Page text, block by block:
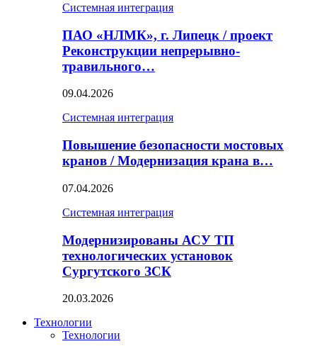
Системная интеграция
ПАО «НЛМК», г. Липецк / проект
Реконструкции непрерывно-
травильного…
09.04.2026
Системная интеграция
Повышение безопасности мостовых
кранов / Модернизация крана в…
07.04.2026
Системная интеграция
Модернизированы АСУ ТП
технологических установок
Сургутского ЗСК
20.03.2026
Технологии
Технологии